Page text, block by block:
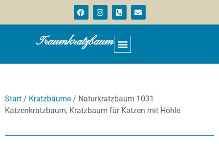
Traumkratzbaum
Start / Kratzbäume / Naturkratzbaum 1031
Katzenkratzbaum, Kratzbaum für Katzen mit Höhle